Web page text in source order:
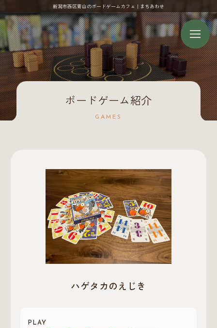
新潟市西区青山のボードゲームカフェ｜まちあわせ
ボードゲーム紹介
GAMES
ハゲタカのえじき
PLAY